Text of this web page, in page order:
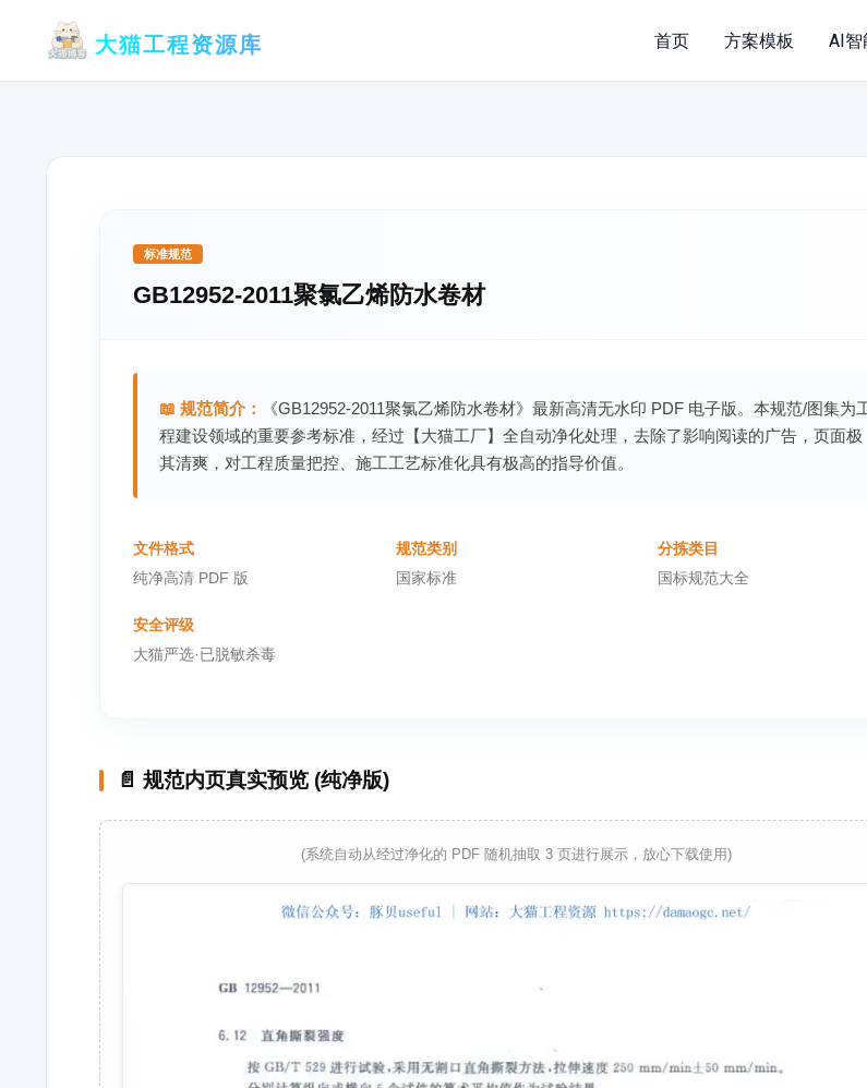
大猫工程资源库 首页 方案模板 AI智
标准规范
GB12952-2011聚氯乙烯防水卷材
📖 规范简介：
《GB12952-2011聚氯乙烯防水卷材》最新高清无水印 PDF 电子版。本规范/图集为
程建设领域的重要参考标准，经过【大猫工厂】全自动净化处理，去除了影响阅读的广告，页面极
其清爽，对工程质量把控、施工工艺标准化具有极高的指导价值。
文件格式
纯净高清 PDF 版
规范类别
国家标准
分拣类目
国标规范大全
安全评级
大猫严选·已脱敏杀毒
📄 规范内页真实预览 (纯净版)
(系统自动从经过净化的 PDF 随机抽取 3 页进行展示，放心下载使用)